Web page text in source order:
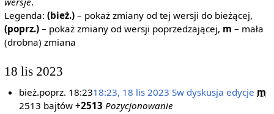
Legenda: (bież.)– pokaż zmiany od tej wersji do bieżącej,
(poprz.)– pokaż zmiany od wersji poprzedzającej, m – mała
(drobna) zmiana
18 lis 2023
bież.poprz. 18:2318:23, 18 lis 2023 ‎Sw dyskusja edycje m
2513 bajtów +2513 Pozycjonowanie